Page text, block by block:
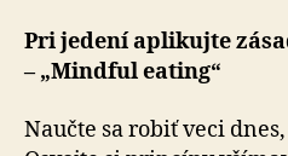
Pri jedení aplikujte
– „Mindful eating“
Naučte sa robiť veci